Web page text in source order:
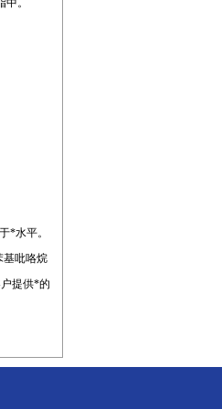
。
*水平。
基吡咯烷
提供*的